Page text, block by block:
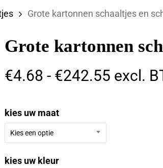
Grote kartonnen schaaltjes en
Grote kartonnen
€4.68 - €242.55 excl.
kies uw maat
Kies een optie
kies uw kleur